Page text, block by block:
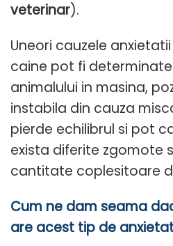
veterinar).
Uneori cauzele
caine pot fi
animalului in masina,
instabila din cauza
pierde echilibrul si pot
exista diferite zgomote
cantitate coplesitoare
Cum ne dam seama
are acest tip de